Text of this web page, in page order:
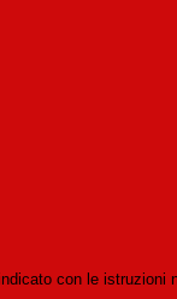
con le istruzioni